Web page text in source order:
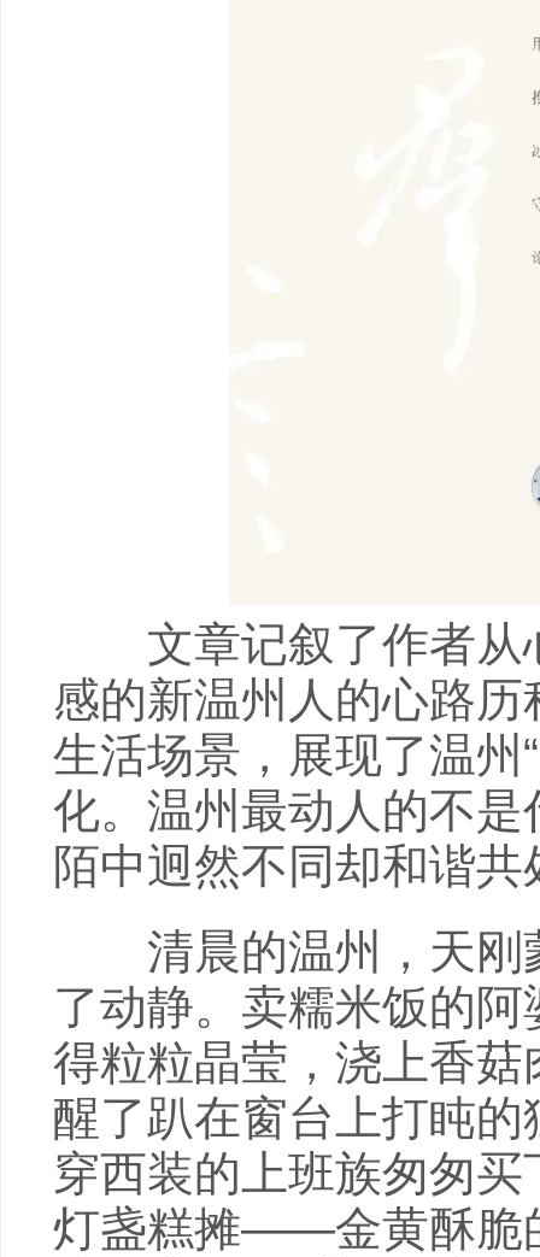
文章记叙了作者从
感的新温州人的心路
生活场景，展现了温州
化。温州最动人的不
陌中迥然不同却和谐
清晨的温州，天刚
了动静。卖糯米饭的
得粒粒晶莹，浇上香
醒了趴在窗台上打盹
穿西装的上班族匆匆
灯盏糕摊——金黄酥脆